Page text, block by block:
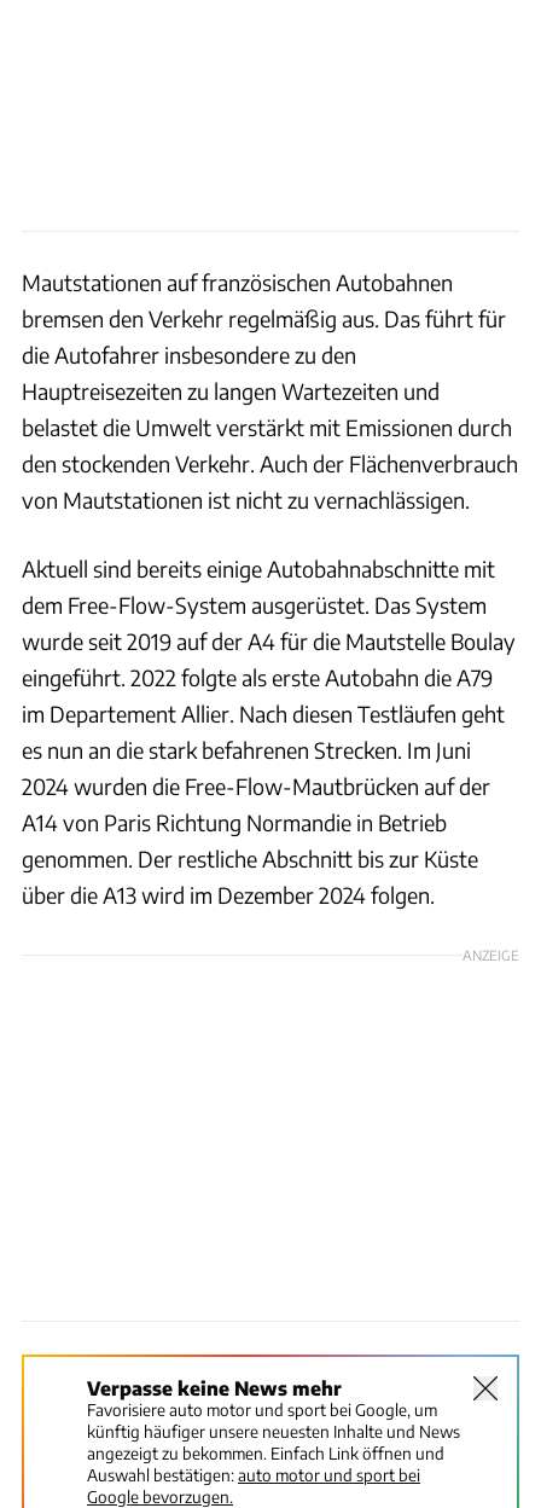
Mautstationen auf französischen Autobahnen
bremsen den Verkehr regelmäßig aus. Das führt für
die Autofahrer insbesondere zu den
Hauptreisezeiten zu langen Wartezeiten und
belastet die Umwelt verstärkt mit Emissionen durch
den stockenden Verkehr. Auch der Flächenverbrauch
von Mautstationen ist nicht zu vernachlässigen.
Aktuell sind bereits einige Autobahnabschnitte mit
dem Free-Flow-System ausgerüstet. Das System
wurde seit 2019 auf der A4 für die Mautstelle Boulay
eingeführt. 2022 folgte als erste Autobahn die A79
im Departement Allier. Nach diesen Testläufen geht
es nun an die stark befahrenen Strecken. Im Juni
2024 wurden die Free-Flow-Mautbrücken auf der
A14 von Paris Richtung Normandie in Betrieb
genommen. Der restliche Abschnitt bis zur Küste
über die A13 wird im Dezember 2024 folgen.
ANZEIGE
Verpasse keine News mehr
Favorisiere auto motor und sport bei Google, um
künftig häufiger unsere neuesten Inhalte und News
angezeigt zu bekommen. Einfach Link öffnen und
Auswahl bestätigen:auto motor und sport bei
Google bevorzugen.